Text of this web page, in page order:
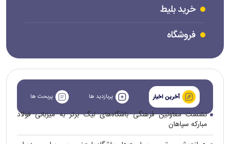
خرید بلیط
فروشگاه
آخرین اخبار پربازدید ها پربحث ها
نشست معاونین فرهنگی باشگاه‌های لیگ برتر به میزبانی فولاد
مبارکه سپاهان